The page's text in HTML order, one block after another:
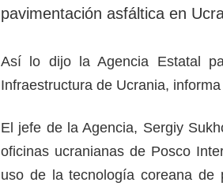
pavimentación asfáltica en
Así lo dijo la Agencia Estatal
Infraestructura de Ucrania,
El jefe de la Agencia, Sergiy
oficinas ucranianas de Posco
uso de la tecnología coreana de